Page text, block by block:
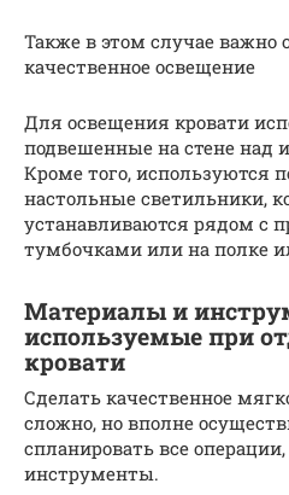
Также в этом случае важно
качественное освещение
Для освещения кровати
подвешенные на стене над
Кроме того, используются
настольные светильники,
устанавливаются рядом с
тумбочками или на полке
Материалы и
используемые при
кровати
Сделать качественное
сложно, но вполне
спланировать все
инструменты.